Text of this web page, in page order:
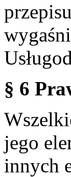
§ 6
jego
innych